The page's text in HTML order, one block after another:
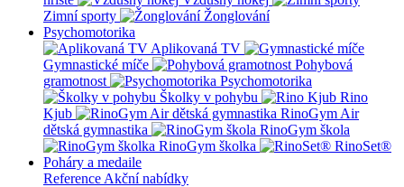
Zimní sporty
Žonglování
Psychomotorika
Aplikovaná TV
Gymnastické míče
Pohybová
gramotnost
Psychomotorika
Školky v pohybu
Rino
Kjub
RinoGym Air
dětská gymnastika
RinoGym škola
RinoGym školka
RinoSet®
Poháry a medaile
Reference Akční nabídky